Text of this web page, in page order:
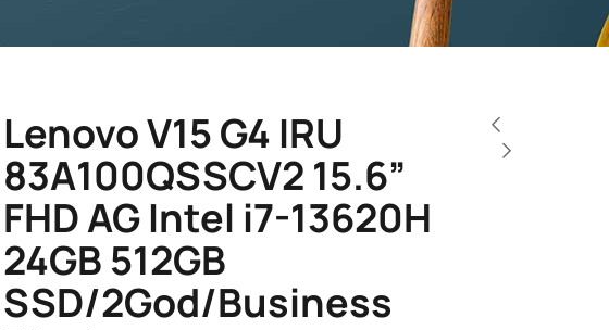
Lenovo V15 G4 IRU
83A100QSSCV2 15.6”
FHD AG Intel i7-13620H
24GB 512GB
SSD/2God/Business